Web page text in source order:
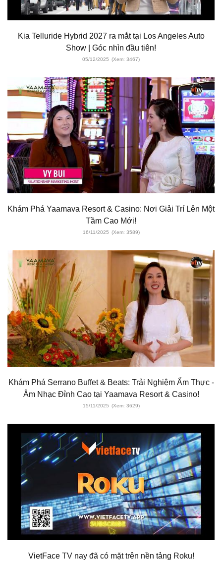
Kia Telluride Hybrid 2027 ra mắt tại Los Angeles Auto
Show | Góc nhìn đầu tiên!
05/12/2025 (Xem: 3467)
Khám Phá Yaamava Resort & Casino: Nơi Giải Trí Lên Một
Tầm Cao Mới!
16/11/2025 (Xem: 3589)
Khám Phá Serrano Buffet & Beats: Trải Nghiệm Ẩm Thực -
Âm Nhạc Đỉnh Cao tại Yaamava Resort & Casino!
15/11/2025 (Xem: 3629)
VietFace TV nay đã có mặt trên nền tảng Roku!